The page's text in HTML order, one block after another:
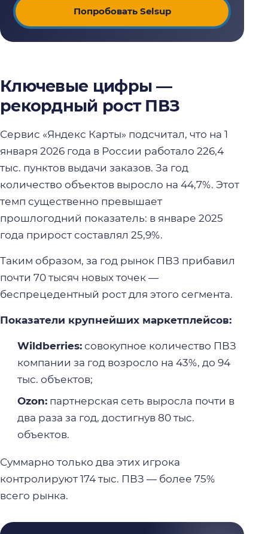
Попробовать Selsup
Ключевые цифры —
рекордный рост ПВЗ
Сервис «Яндекс Карты» подсчитал, что на 1
января 2026 года в России работало 226,4
тыс. пунктов выдачи заказов. За год
количество объектов выросло на 44,7%. Этот
темп существенно превышает
прошлогодний показатель: в январе 2025
года прирост составлял 25,9%.
Таким образом, за год рынок ПВЗ прибавил
почти 70 тысяч новых точек —
беспрецедентный рост для этого сегмента.
Показатели крупнейших маркетплейсов:
Wildberries:совокупное количество ПВЗ
компании за год возросло на 43%, до 94
тыс. объектов;
Ozon:партнерская сеть выросла почти в
два раза за год, достигнув 80 тыс.
объектов.
Суммарно только два этих игрока
контролируют 174 тыс. ПВЗ — более 75%
всего рынка.